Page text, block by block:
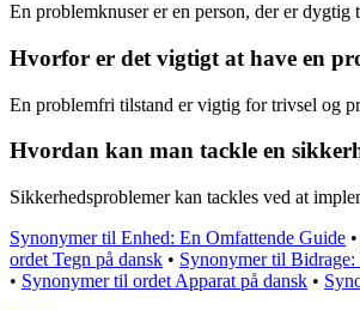
En problemknuser er en person, der er
Hvorfor er det vigtigt at have en
En problemfri tilstand er vigtig for trivsel og
Hvordan kan man tackle en
Sikkerhedsproblemer kan tackles ved at
Synonymer til Enhed: En Omfattende Guide •
ordet Tegn på dansk • Synonymer til
• Synonymer til ordet Apparat på dansk •